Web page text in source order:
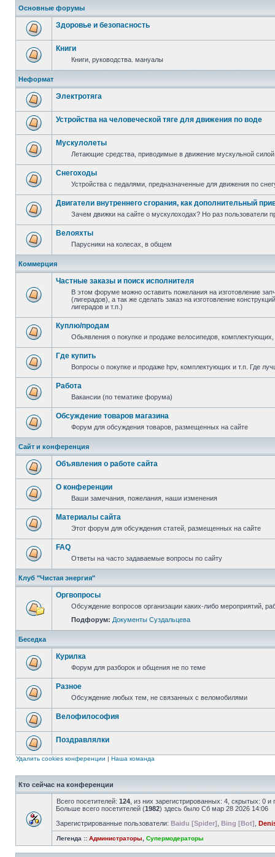
Основные форумы
Здоровье и безопасность
Книги
Книги, руководства. мануалы
Неформат
Электротяга
Устройства на человеческой тяге для движения по воде
Мускулолеты
Летающие средства, приводимые в движение мускульной силой
Снегоходы
Устройства с педалями, предназначенные для движения по
Двигатели внутреннего сгорания, как дополнительный
Зачем движки на сайте о мускулоходах? Но раз пользователи
Велояхты
Парусники на колесах, в общем
Коммерция
Частные заказы и поиск исполнителя
В этом форуме можно оставить пожелания на изготовление
(лигерадов), а так же сделать заказ на изготовление
лигерадов и т.п.)
Куплю/продам
Обьявления о покупке и продаже велосипедов,
Где купить
Вопросы о покупке и продаже hpv, комплектующих и т.п. Где
Работа
Вакансии (по тематике форума)
Обсуждение товаров магазина
Форум для обсуждения товаров, размещенных на сайте
Сайт и конференция
Объявления о работе сайта
О конференции
Ваши замечания, пожелания, наши изменения
Материалы сайта
Этот форум для обсуждения статей, размещенных на сайте
FAQ
Ответы на часто задаваемые вопросы по сайту
Клуб "Чистая энергия"
Оргвопросы
Обсуждение вопросов организации каких-либо мероприятий,
Подфорум: Документы Суздальцева
Беседка
Курилка
Форум для разборок и общения не по теме
Разное
Обсуждение любых тем, не связанных с веломобилями
Велофилософия
Поздравлялки
Удалить cookies конференции | Наша команда
Кто сейчас на конференции
Всего посетителей: 124 , из них зарегистрированных: 4, скрытых: 0
Больше всего посетителей (1982) здесь было Сб мар 28 2026 14:06
Зарегистрированные пользователи: Baidu [Spider] Bing [Bot]
Легенда :: Администраторы Супермодераторы